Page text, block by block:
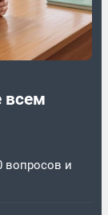
всем
вопросов и